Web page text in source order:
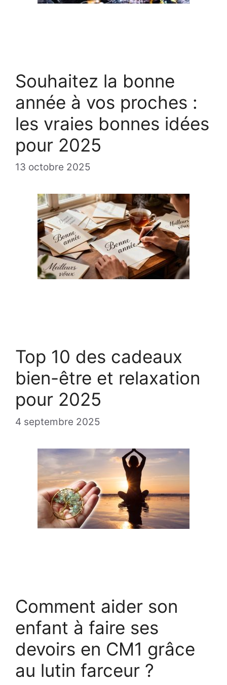
Souhaitez la bonne
année à vos proches :
les vraies bonnes idées
pour 2025
13 octobre 2025
Top 10 des cadeaux
bien-être et relaxation
pour 2025
4 septembre 2025
Comment aider son
enfant à faire ses
devoirs en CM1 grâce
au lutin farceur ?